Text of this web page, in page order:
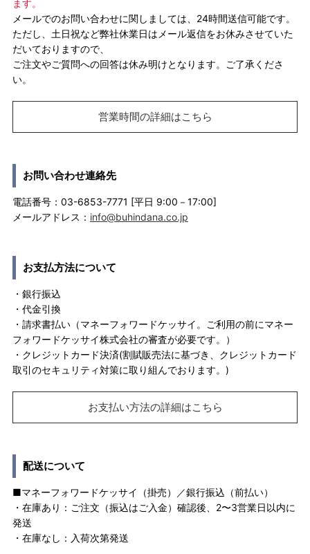
ます。
メールでのお問い合わせに関しましては、24時間送信可能です。
ただし、土日祝など弊社休業日はメール返信をお休みさせていた
だいておりますので、
ご注文やご質問への回答は休み明けとなります。ご了承くださ
い。
営業時間の詳細はこちら
お問い合わせ連絡先
電話番号：03-6853-7771 [平日 9:00－17:00]
メールアドレス： info@buhindana.co.jp
お支払方法について
・銀行振込
・代金引換
・請求書払い（マネーフォワードケッサイ。ご利用の前にマネー
フォワードケッサイ株式会社の審査が必要です。）
・クレジットカード決済(割賦販売法に基づき、クレジットカード
取引のセキュリティ対策に取り組んでおります。)
お支払い方法の詳細はこちら
配送について
■マネーフォワードケッサイ（掛売）／銀行振込（前払い）
・在庫あり：ご注文（振込はご入金）確認後、2〜3営業日以内に
発送
・在庫なし：入荷次第発送